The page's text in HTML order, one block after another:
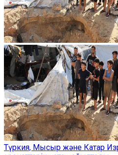
Түркия, Мысыр және Катар